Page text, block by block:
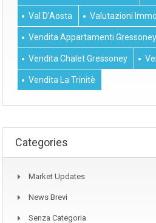
Val D'Aosta Valutazioni
Vendita Appartamenti Gressoney
Vendita Chalet Gressoney
Vendita La Trinitè
Categories
Market Updates
News Brevi
Senza Categoria